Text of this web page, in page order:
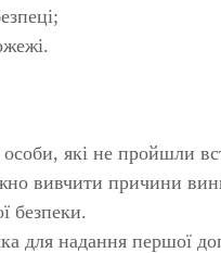
які не пройшли
вивчити причини
безпеки.
для надання першої